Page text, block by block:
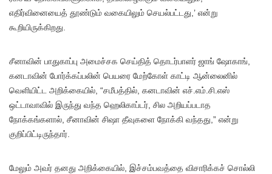
எதிர்வினையைத் தூண்டும் வகையிலும் செயல்பட்டது,’ என்று
கூறியிருக்கிறது.
சீனாவின் பாதுகாப்பு அமைச்சக செய்தித் தொடர்பாளர் ஜாங் ஷோகாங்,
கனடாவின் போர்க்கப்பலின் பெயரை மேற்கோள் காட்டி ஆன்லைனில்
வெளியிட்ட அறிக்கையில், “சமீபத்தில், கனடாவின் எச்.எம்.சி.எஸ்
ஒட்டாவாவில் இருந்து வந்த ஹெலிகாப்டர், சில அறியப்படாத
நோக்கங்களால், சீனாவின் சிஷா தீவுகளை நோக்கி வந்தது,” என்று
குறிப்பிட்டிருந்தார்.
மேலும் அவர் தனது அறிக்கையில், இச்சம்பவத்தை விசாரிக்கச் சொல்லி